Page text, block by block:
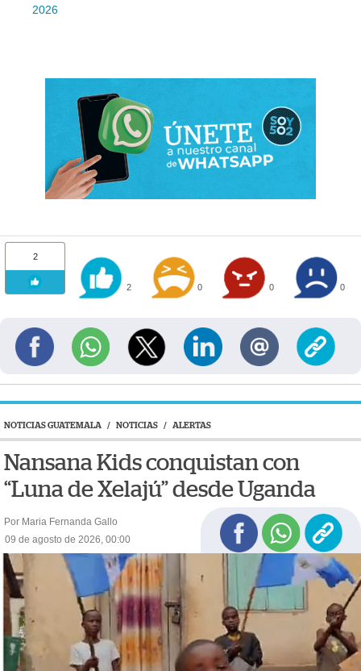
2026
2
2 0 0 0
NOTICIAS GUATEMALA / NOTICIAS / ALERTAS
Nansana Kids conquistan con
“Luna de Xelajú” desde Uganda
Por Maria Fernanda Gallo
09 de agosto de 2026, 00:00